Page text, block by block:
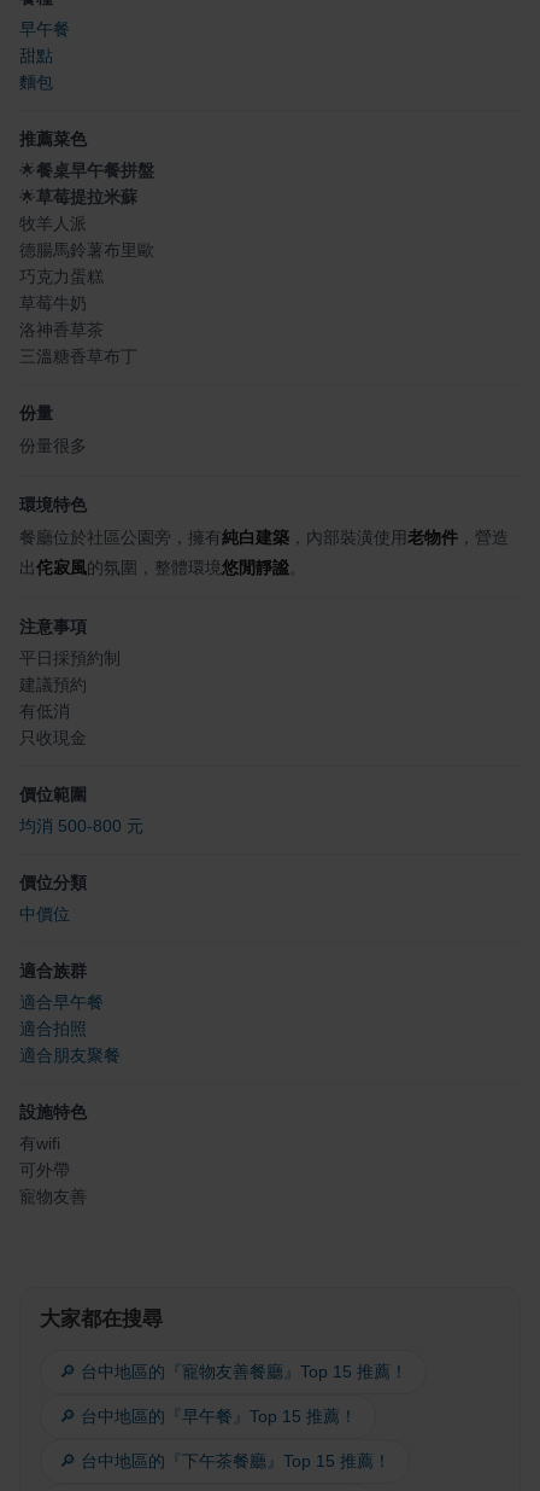
早午餐
甜點
麵包
推薦菜色
🌟餐桌早午餐拼盤
🌟草莓提拉米蘇
牧羊人派
德腸馬鈴薯布里歐
巧克力蛋糕
草莓牛奶
洛神香草茶
三溫糖香草布丁
份量
份量很多
環境特色
餐廳位於社區公園旁，擁有純白建築 ，內部裝潢使用老物件 ，營造
出侘寂風的氛圍，整體環境悠閒靜謐
注意事項
平日採預約制
建議預約
有低消
只收現金
價位範圍
均消 500-800 元
價位分類
中價位
適合族群
適合早午餐
適合拍照
適合朋友聚餐
設施特色
有wifi
可外帶
寵物友善
大家都在搜尋
🔎 台中地區的『寵物友善餐廳』Top 15 推薦！
🔎 台中地區的『早午餐』Top 15 推薦！
🔎 台中地區的『下午茶餐廳』Top 15 推薦！